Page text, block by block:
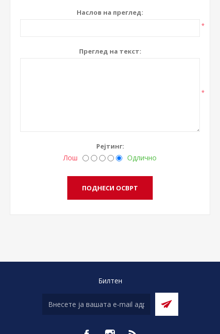
Наслов на преглед:
*
Преглед на текст:
*
Рејтинг:
Лош Одлично
Билтен